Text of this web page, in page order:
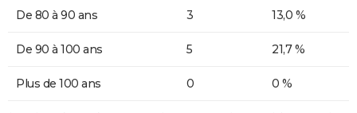
De 80 à 90 ans 3 13,0 %
De 90 à 100 ans 5 21,7 %
Plus de 100 ans 0 0 %